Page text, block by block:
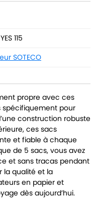
115
SOTECO
propre avec ces
spécifiquement pour
construction robuste
ces sacs
et fiable à chaque
de 5 sacs, vous avez
et sans tracas pendant
la qualité et la
en papier et
dès aujourd’hui.